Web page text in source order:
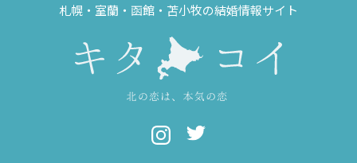
札幌・室蘭・函館・苫小牧の結婚情報サイト